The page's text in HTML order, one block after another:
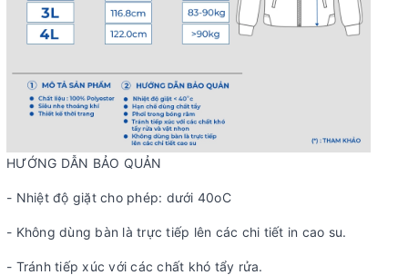
HƯỚNG DẪN BẢO QUẢN
- Nhiệt độ giặt cho phép: dưới 40oC
- Không dùng bàn là trực tiếp lên các chi tiết in cao su.
- Tránh tiếp xúc với các chất khó tẩy rửa.